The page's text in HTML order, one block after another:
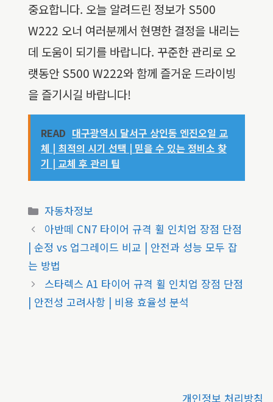
중요합니다. 오늘 알려드린 정보가 S500
W222 오너 여러분께서 현명한 결정을 내리는
데 도움이 되기를 바랍니다. 꾸준한 관리로 오
랫동안 S500 W222와 함께 즐거운 드라이빙
을 즐기시길 바랍니다!
READ 대구광역시 달서구 상인동 엔진오일 교
체 | 최적의 시기 선택 | 믿을 수 있는 정비소 찾
기 | 교체 후 관리 팁
카
테
고
리
자동차정보
아반떼 CN7 타이어 규격 휠 인치업 장점 단점
| 순정 vs 업그레이드 비교 | 안전과 성능 모두 잡
는 방법
스타렉스 A1 타이어 규격 휠 인치업 장점 단점
| 안전성 고려사항 | 비용 효율성 분석
개인정보 처리방침